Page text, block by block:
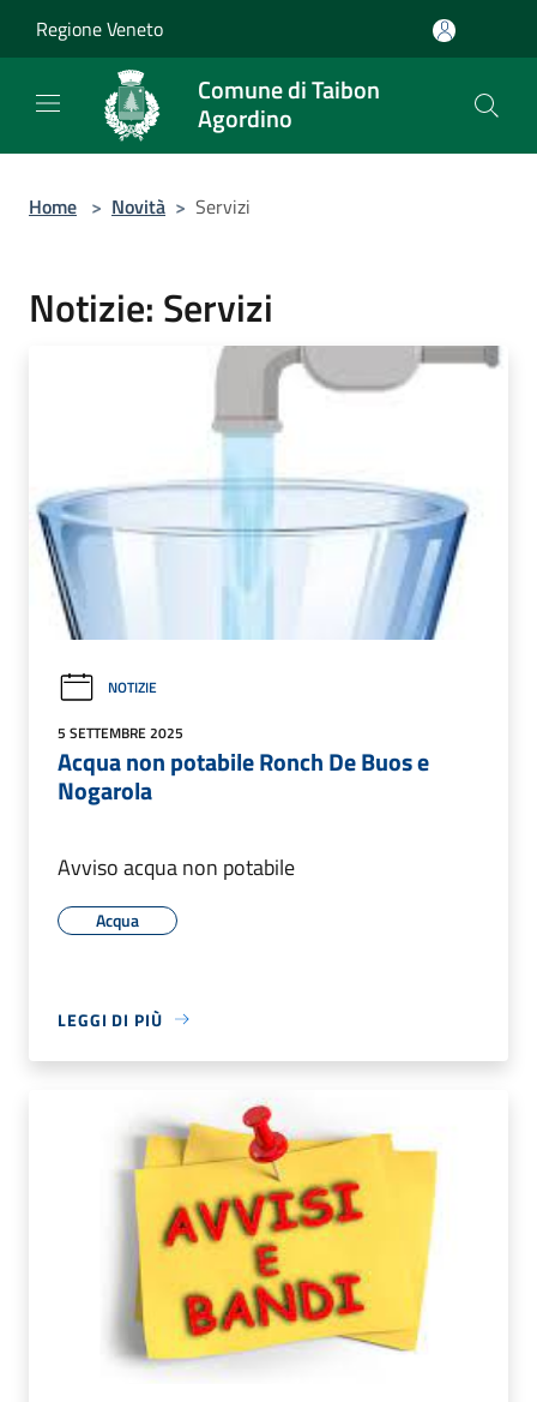
Regione Veneto
Comune di Taibon
Agordino
Home > Novità > Servizi
Notizie: Servizi
NOTIZIE
5 SETTEMBRE 2025
Acqua non potabile Ronch De Buos e
Nogarola
Avviso acqua non potabile
Acqua
LEGGI DI PIÙ